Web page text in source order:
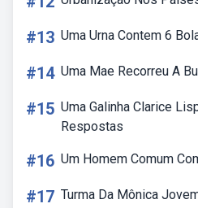
#13 Uma Urna Contem 6
#14 Uma Mae Recorreu A
#15 Uma Galinha Clarice
Respostas
#16 Um Homem Comum
#17 Turma Da Mônica